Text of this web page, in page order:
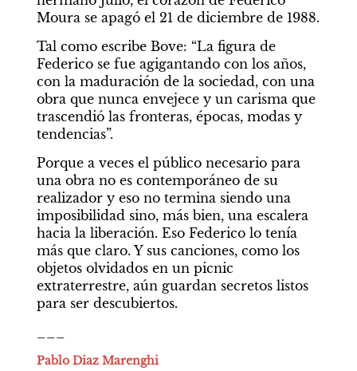
Moura se apagó el 21 de diciembre de 1988.
Tal como escribe Bove: “La figura de
Federico se fue agigantando con los años,
con la maduración de la sociedad, con una
obra que nunca envejece y un carisma que
trascendió las fronteras, épocas, modas y
tendencias”.
Porque a veces el público necesario para
una obra no es contemporáneo de su
realizador y eso no termina siendo una
imposibilidad sino, más bien, una escalera
hacia la liberación. Eso Federico lo tenía
más que claro. Y sus canciones, como los
objetos olvidados en un picnic
extraterrestre, aún guardan secretos listos
para ser descubiertos.
Pablo Diaz Marenghi